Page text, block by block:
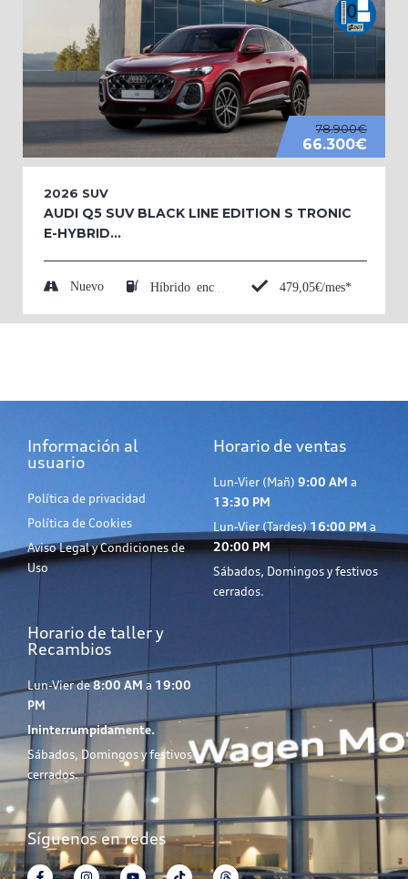
78.900€
66.300€
2026 SUV
AUDI Q5 SUV BLACK LINE EDITION S TRONIC
E-HYBRID...
Nuevo 479,05€/mes*
Información al
usuario
Política de privacidad
Política de Cookies
Aviso Legal y Condiciones de
Uso
Horario de ventas
Lun-Vier (Mañ) 9:00 AM a
13:30 PM
Lun-Vier (Tardes)16:00 PM a
20:00 PM
Sábados, Domingos y festivos
cerrados.
Horario de taller y
Recambios
Lun-Vier de8:00 AM a 19:00
PM
Ininterrumpidamente.
Sábados, Domingos y festivos
cerrados.
Síguenos en redes